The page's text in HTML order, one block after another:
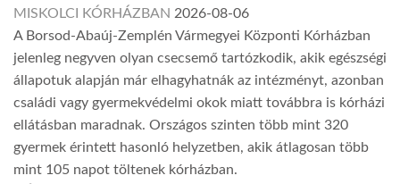
MISKOLCI KÓRHÁZBAN 2026-08-06
A Borsod-Abaúj-Zemplén Vármegyei Központi Kórházban
jelenleg negyven olyan csecsemő tartózkodik, akik egészségi
állapotuk alapján már elhagyhatnák az intézményt, azonban
családi vagy gyermekvédelmi okok miatt továbbra is kórházi
ellátásban maradnak. Országos szinten több mint 320
gyermek érintett hasonló helyzetben, akik átlagosan több
mint 105 napot töltenek kórházban.